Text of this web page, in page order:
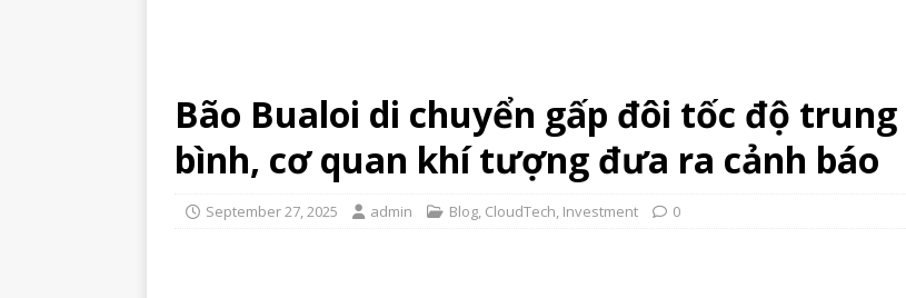
Bão Bualoi di chuyển gấp đôi tốc độ trung
bình, cơ quan khí tượng đưa ra cảnh báo
September 27, 2025 admin Blog, CloudTech, Investment 0